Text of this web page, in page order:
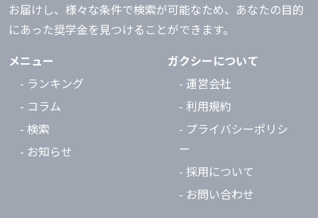
お届けし、様々な条件で検索が可能なため、あなたの目的
にあった奨学金を見つけることができます。
メニュー
- ランキング
- コラム
- 検索
- お知らせ
ガクシーについて
- 運営会社
- 利用規約
- プライバシーポリシ
ー
- 採用について
- お問い合わせ